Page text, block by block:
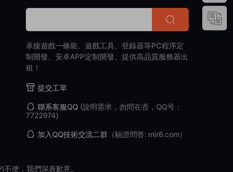
承接遊戲一條龍、遊戲工具、登錄器等PC程序定
制開發、安卓APP定制開發、提供高品質服務器出
租！
提交工單
聯系客服QQ(說明需求，勿問在否，QQ号：
7722974)
加入QQ技術交流二群（驗證問答: mir6.com）
便，我們深表歉意。